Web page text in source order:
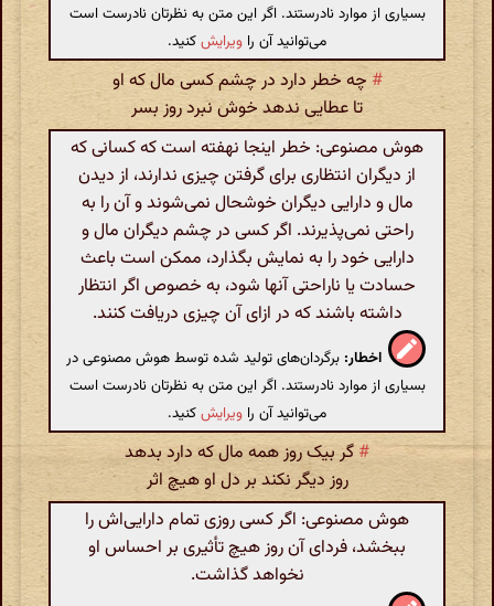
بسیاری از موارد نادرستند. اگر این متن به نظرتان نادرست است
می‌توانید آن را ویرایشکنید.
# چه خطر دارد در چشم کسی مال که او
تا عطایی ندهد خوش نبرد روز بسر
هوش مصنوعی: خطر اینجا نهفته است که کسانی که
از دیگران انتظاری برای گرفتن چیزی ندارند، از دیدن
مال و دارایی دیگران خوشحال نمی‌شوند و آن را به
راحتی نمی‌پذیرند. اگر کسی در چشم دیگران مال و
دارایی خود را به نمایش بگذارد، ممکن است باعث
حسادت یا ناراحتی آنها شود، به خصوص اگر انتظار
داشته باشند که در ازای آن چیزی دریافت کنند.
اخطار: برگردان‌های تولید شده توسط هوش مصنوعی در
بسیاری از موارد نادرستند. اگر این متن به نظرتان نادرست است
می‌توانید آن را ویرایشکنید.
# گر بیک روز همه مال که دارد بدهد
روز دیگر نکند بر دل او هیچ اثر
هوش مصنوعی: اگر کسی روزی تمام دارایی‌اش را
ببخشد، فردای آن روز هیچ تأثیری بر احساس او
نخواهد گذاشت.